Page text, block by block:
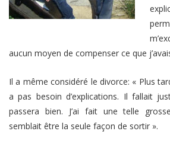
aucun moyen de compenser ce que
Il a même considéré le divorce: « Plus
a pas besoin d’explications. Il fallait
passera bien. J’ai fait une telle
semblait être la seule façon de sortir ».